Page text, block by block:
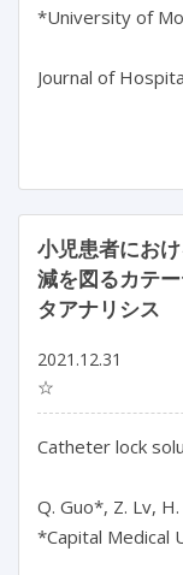
*University of
Journal of
小児患者にお
減を図るカテ
タアナリシス
2021.12.31
☆
Catheter lock
Q. Guo*, Z. Lv, H.
*Capital Medical